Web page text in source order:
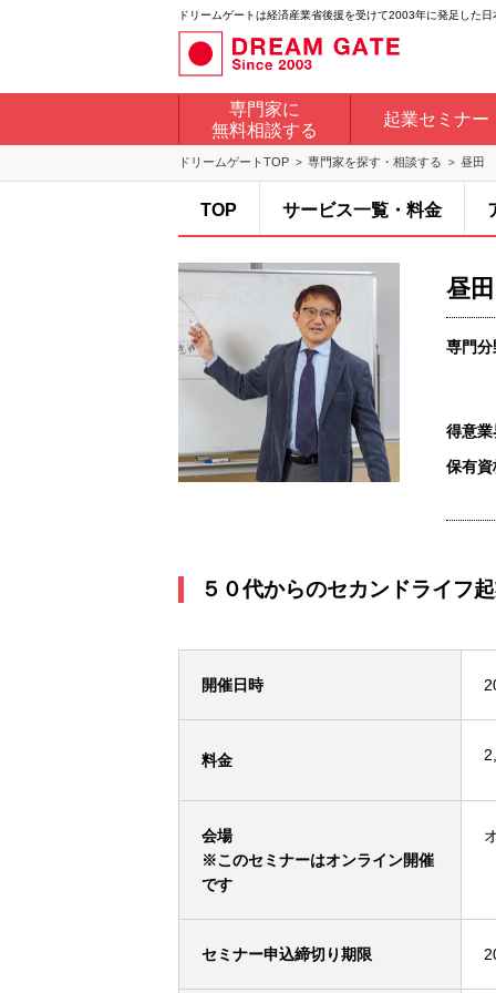
ドリームゲートは経済産業省後援を受けて2003年に発足した
専門家に
無料相談する
起業セミナー
ドリームゲートTOP 専門家を探す・相談する 昼田
TOP サービス一覧・料金
昼
専門分
得意業
保有資
５０代からのセカンドライフ
開催日時
料金
会場
※このセミナーはオンライン開催
です
セミナー申込締切り期限